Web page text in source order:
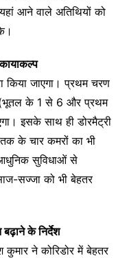
आने वाले अतिथियों को
किया जाएगा। प्रथम चरण
के 1 से 6 और प्रथम
इसके साथ ही डोरमैट्री
के चार कमरों का भी
सुविधाओं से
सज्जा को भी बेहतर
के निर्देश
ने कोरिडोर में बेहतर